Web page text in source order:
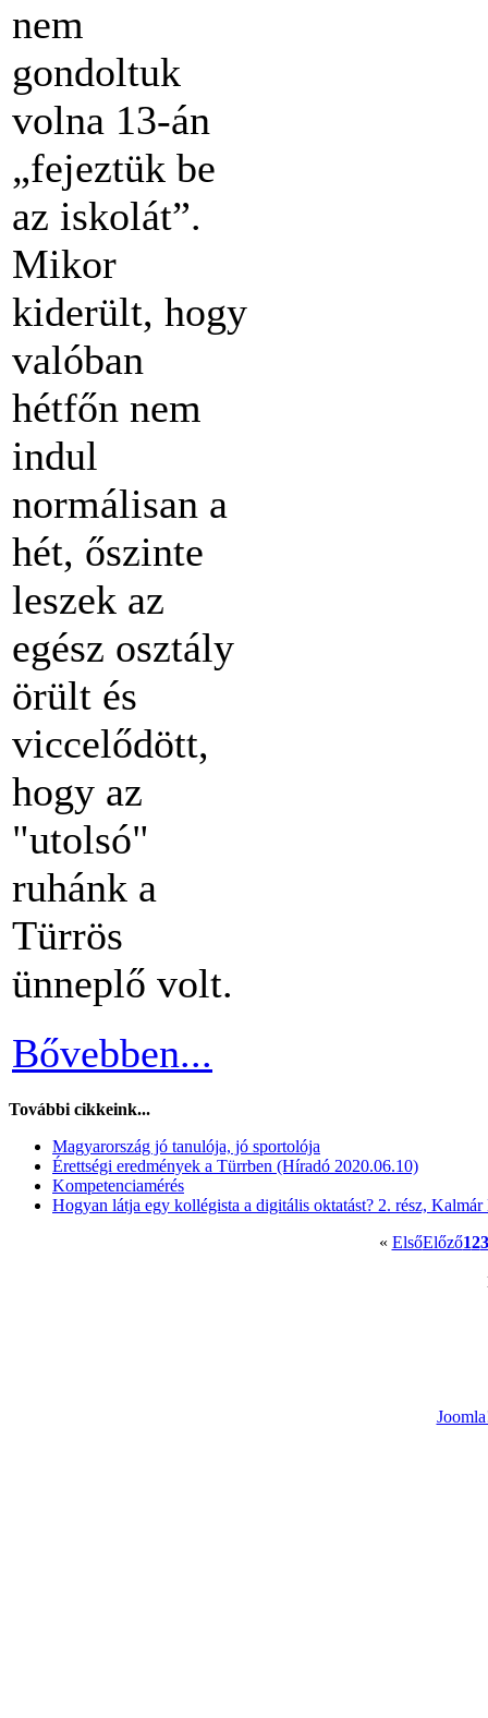
nem
gondoltuk
volna 13-án
„fejeztük be
az iskolát”.
Mikor
kiderült, hogy
valóban
hétfőn nem
indul
normálisan a
hét, őszinte
leszek az
egész osztály
örült és
viccelődött,
hogy az
"utolsó"
ruhánk a
Türrös
ünneplő volt.
Bővebben...
További cikkeink...
Magyarország jó tanulója, jó sportolója
Érettségi eredmények a Türrben (Híradó 2020.06.10)
Kompetenciamérés
Hogyan látja egy kollégista a digitális oktatást? 2. rész, Kalmár
« ElsőElőző123